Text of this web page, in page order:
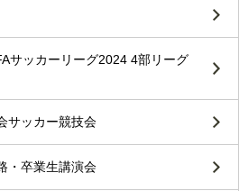
サッカーリーグ2024 4部リーグ
サッカー競技会
・卒業生講演会